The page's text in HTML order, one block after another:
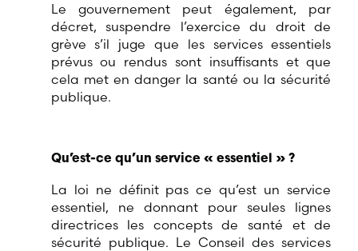
Le gouvernement peut également, par
décret, suspendre l’exercice du droit de
grève s’il juge que les services essentiels
prévus ou rendus sont insuffisants et que
cela met en danger la santé ou la sécurité
publique.
Qu’est-ce qu’un service « essentiel » ?
La loi ne définit pas ce qu’est un service
essentiel, ne donnant pour seules lignes
directrices les concepts de santé et de
sécurité publique. Le Conseil des services